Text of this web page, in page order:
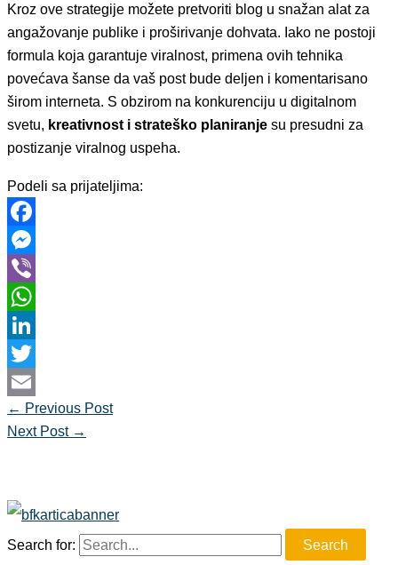
Kroz ove strategije možete pretvoriti blog u snažan alat za
angažovanje publike i proširivanje dohvata. Iako ne postoji
formula koja garantuje viralnost, primena ovih tehnika
povećava šanse da vaš post bude deljen i komentarisano
širom interneta. S obzirom na konkurenciju u digitalnom
svetu, kreativnost i strateško planiranje su presudni za
postizanje viralnog uspeha.
Podeli sa prijateljima:
Facebook
Messenger
Viber
WhatsApp
LinkedIn
Twitter
Email
← Previous Post
Next Post →
Search for: